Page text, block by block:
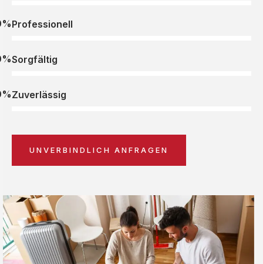
Professionell
Sorgfältig
Zuverlässig
UNVERBINDLICH ANFRAGEN